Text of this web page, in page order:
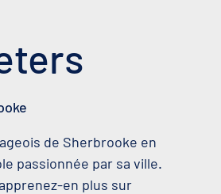
de Sherbrooke en
passionnée par sa ville.
en plus sur